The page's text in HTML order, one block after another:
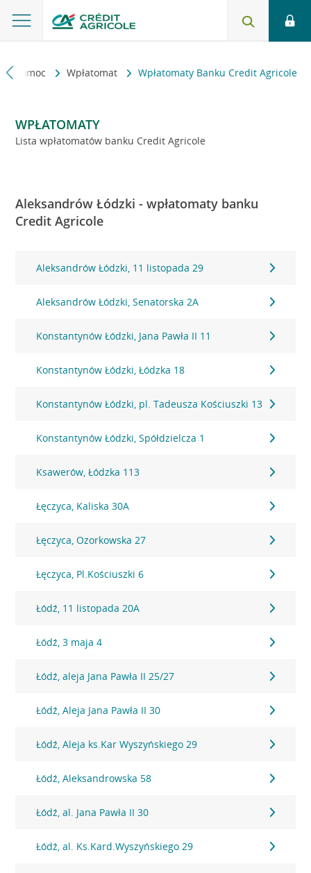
i pomoc Wpłatomat Wpłatomaty Banku Credit Agricole
WPŁATOMATY
Lista wpłatomatów banku Credit Agricole
Aleksandrów Łódzki - wpłatomaty banku
Credit Agricole
Aleksandrów Łódzki, 11 listopada 29
Aleksandrów Łódzki, Senatorska 2A
Konstantynów Łódzki, Jana Pawła II 11
Konstantynów Łódzki, Łódzka 18
Konstantynów Łódzki, pl. Tadeusza Kościuszki 13
Konstantynów Łódzki, Spółdzielcza 1
Ksawerów, Łódzka 113
Łęczyca, Kaliska 30A
Łęczyca, Ozorkowska 27
Łęczyca, Pl.Kościuszki 6
Łódź, 11 listopada 20A
Łódź, 3 maja 4
Łódź, aleja Jana Pawła II 25/27
Łódź, Aleja Jana Pawła II 30
Łódź, Aleja ks.Kar Wyszyńskiego 29
Łódź, Aleksandrowska 58
Łódź, al. Jana Pawła II 30
Łódź, al. Ks.Kard.Wyszyńskiego 29